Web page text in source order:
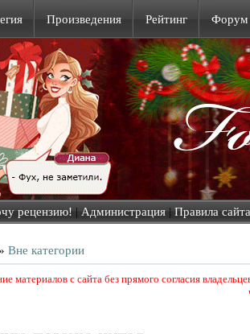
Произведения Рейтинг Форум
рецензию! | Администрация | Правила сайта
Вне категории
материалов с сайта без прямого согласия